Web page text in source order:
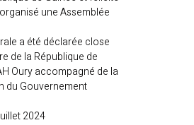
une Assemblée
a été déclarée close
de la République de
Oury accompagné de la
du Gouvernement
2024